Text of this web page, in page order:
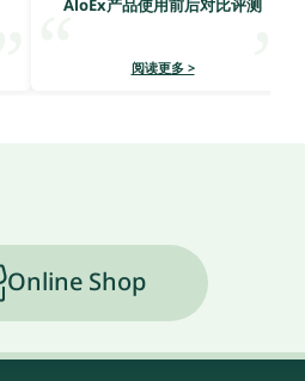
AloEx产品使用前后对比评测
阅读更多 >
Online Shop